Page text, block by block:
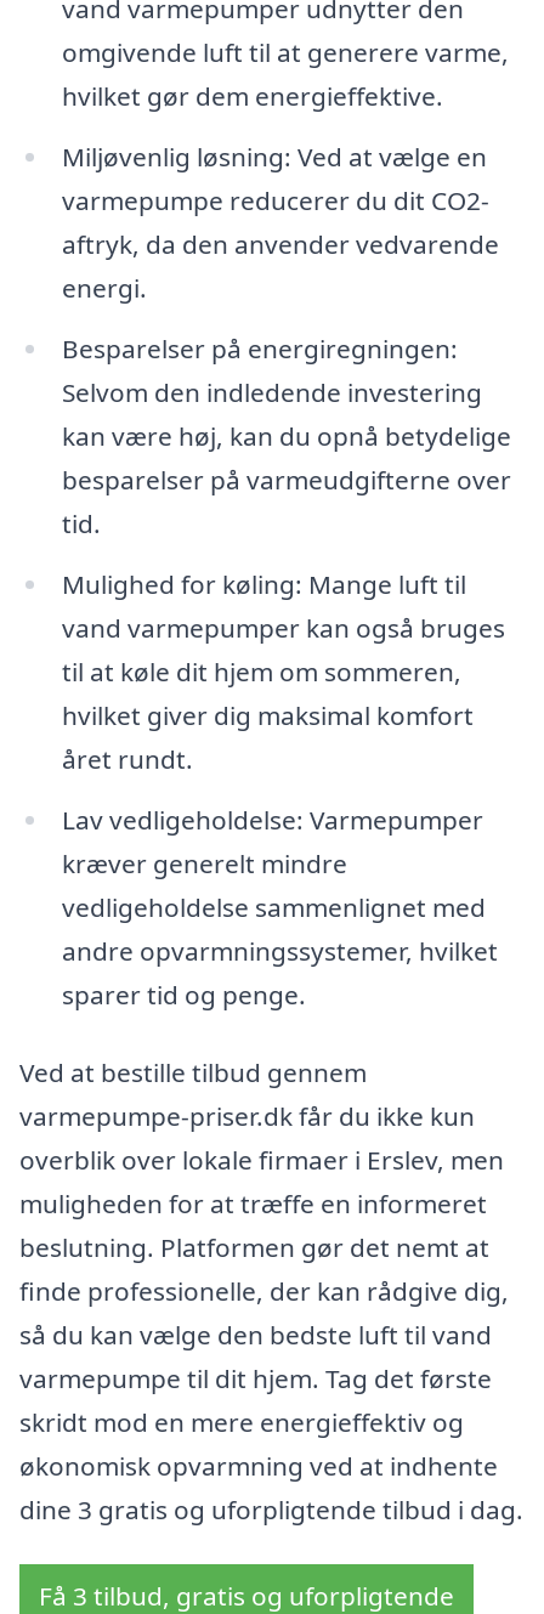
vand varmepumper udnytter den
omgivende luft til at generere varme,
hvilket gør dem energieffektive.
Miljøvenlig løsning: Ved at vælge en
varmepumpe reducerer du dit CO2-
aftryk, da den anvender vedvarende
energi.
Besparelser på energiregningen:
Selvom den indledende investering
kan være høj, kan du opnå betydelige
besparelser på varmeudgifterne over
tid.
Mulighed for køling: Mange luft til
vand varmepumper kan også bruges
til at køle dit hjem om sommeren,
hvilket giver dig maksimal komfort
året rundt.
Lav vedligeholdelse: Varmepumper
kræver generelt mindre
vedligeholdelse sammenlignet med
andre opvarmningssystemer, hvilket
sparer tid og penge.
Ved at bestille tilbud gennem
varmepumpe-priser.dk får du ikke kun
overblik over lokale firmaer i Erslev, men
muligheden for at træffe en informeret
beslutning. Platformen gør det nemt at
finde professionelle, der kan rådgive dig,
så du kan vælge den bedste luft til vand
varmepumpe til dit hjem. Tag det første
skridt mod en mere energieffektiv og
økonomisk opvarmning ved at indhente
dine 3 gratis og uforpligtende tilbud i dag.
Få 3 tilbud, gratis og uforpligtende